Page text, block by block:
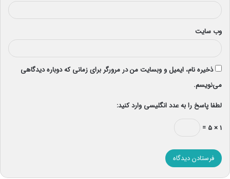
وب‌ سایت
ذخیره نام، ایمیل و وبسایت من در مرورگر برای زمانی که دوباره دیدگاهی
می‌نویسم.
لطفا پاسخ را به عدد انگلیسی وارد کنید:
۱ × ۵ =